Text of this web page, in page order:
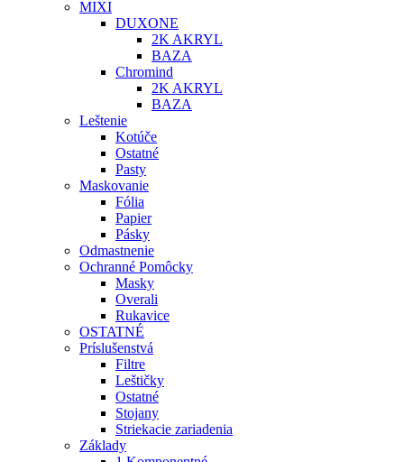
MIXI
DUXONE
2K AKRYL
BAZA
Chromind
2K AKRYL
BAZA
Leštenie
Kotúče
Ostatné
Pasty
Maskovanie
Fólia
Papier
Pásky
Odmastnenie
Ochranné Pomôcky
Masky
Overali
Rukavice
OSTATNÉ
Príslušenstvá
Filtre
Leštičky
Ostatné
Stojany
Striekacie zariadenia
Základy